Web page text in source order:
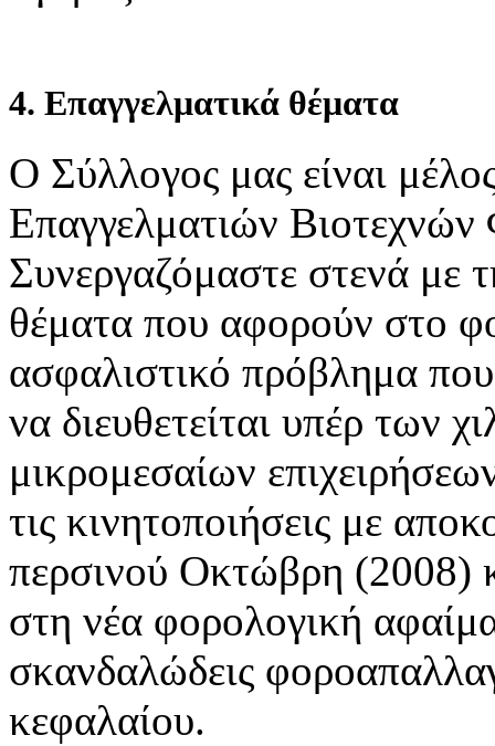
4. Επαγγελματικά θέματα
Ο Σύλλογος μας είναι
Επαγγελματιών Βιοτεχνών
Συνεργαζόμαστε στενά με
θέματα που αφορούν στο
ασφαλιστικό πρόβλημα
να διευθετείται υπέρ των
μικρομεσαίων
τις κινητοποιήσεις με
περσινού Οκτώβρη (2008)
στη νέα φορολογική
σκανδαλώδεις
κεφαλαίου.